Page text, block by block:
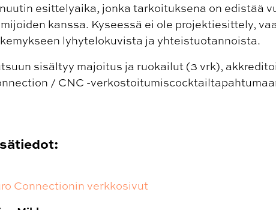
esittelyaika, jonka tarkoituksena on edistää
kanssa. Kyseessä ei ole projektiesittely,
lyhytelokuvista ja yhteistuotannoista.
sisältyy majoitus ja ruokailut (3 vrk),
/ CNC -
Connectionin verkkosivut